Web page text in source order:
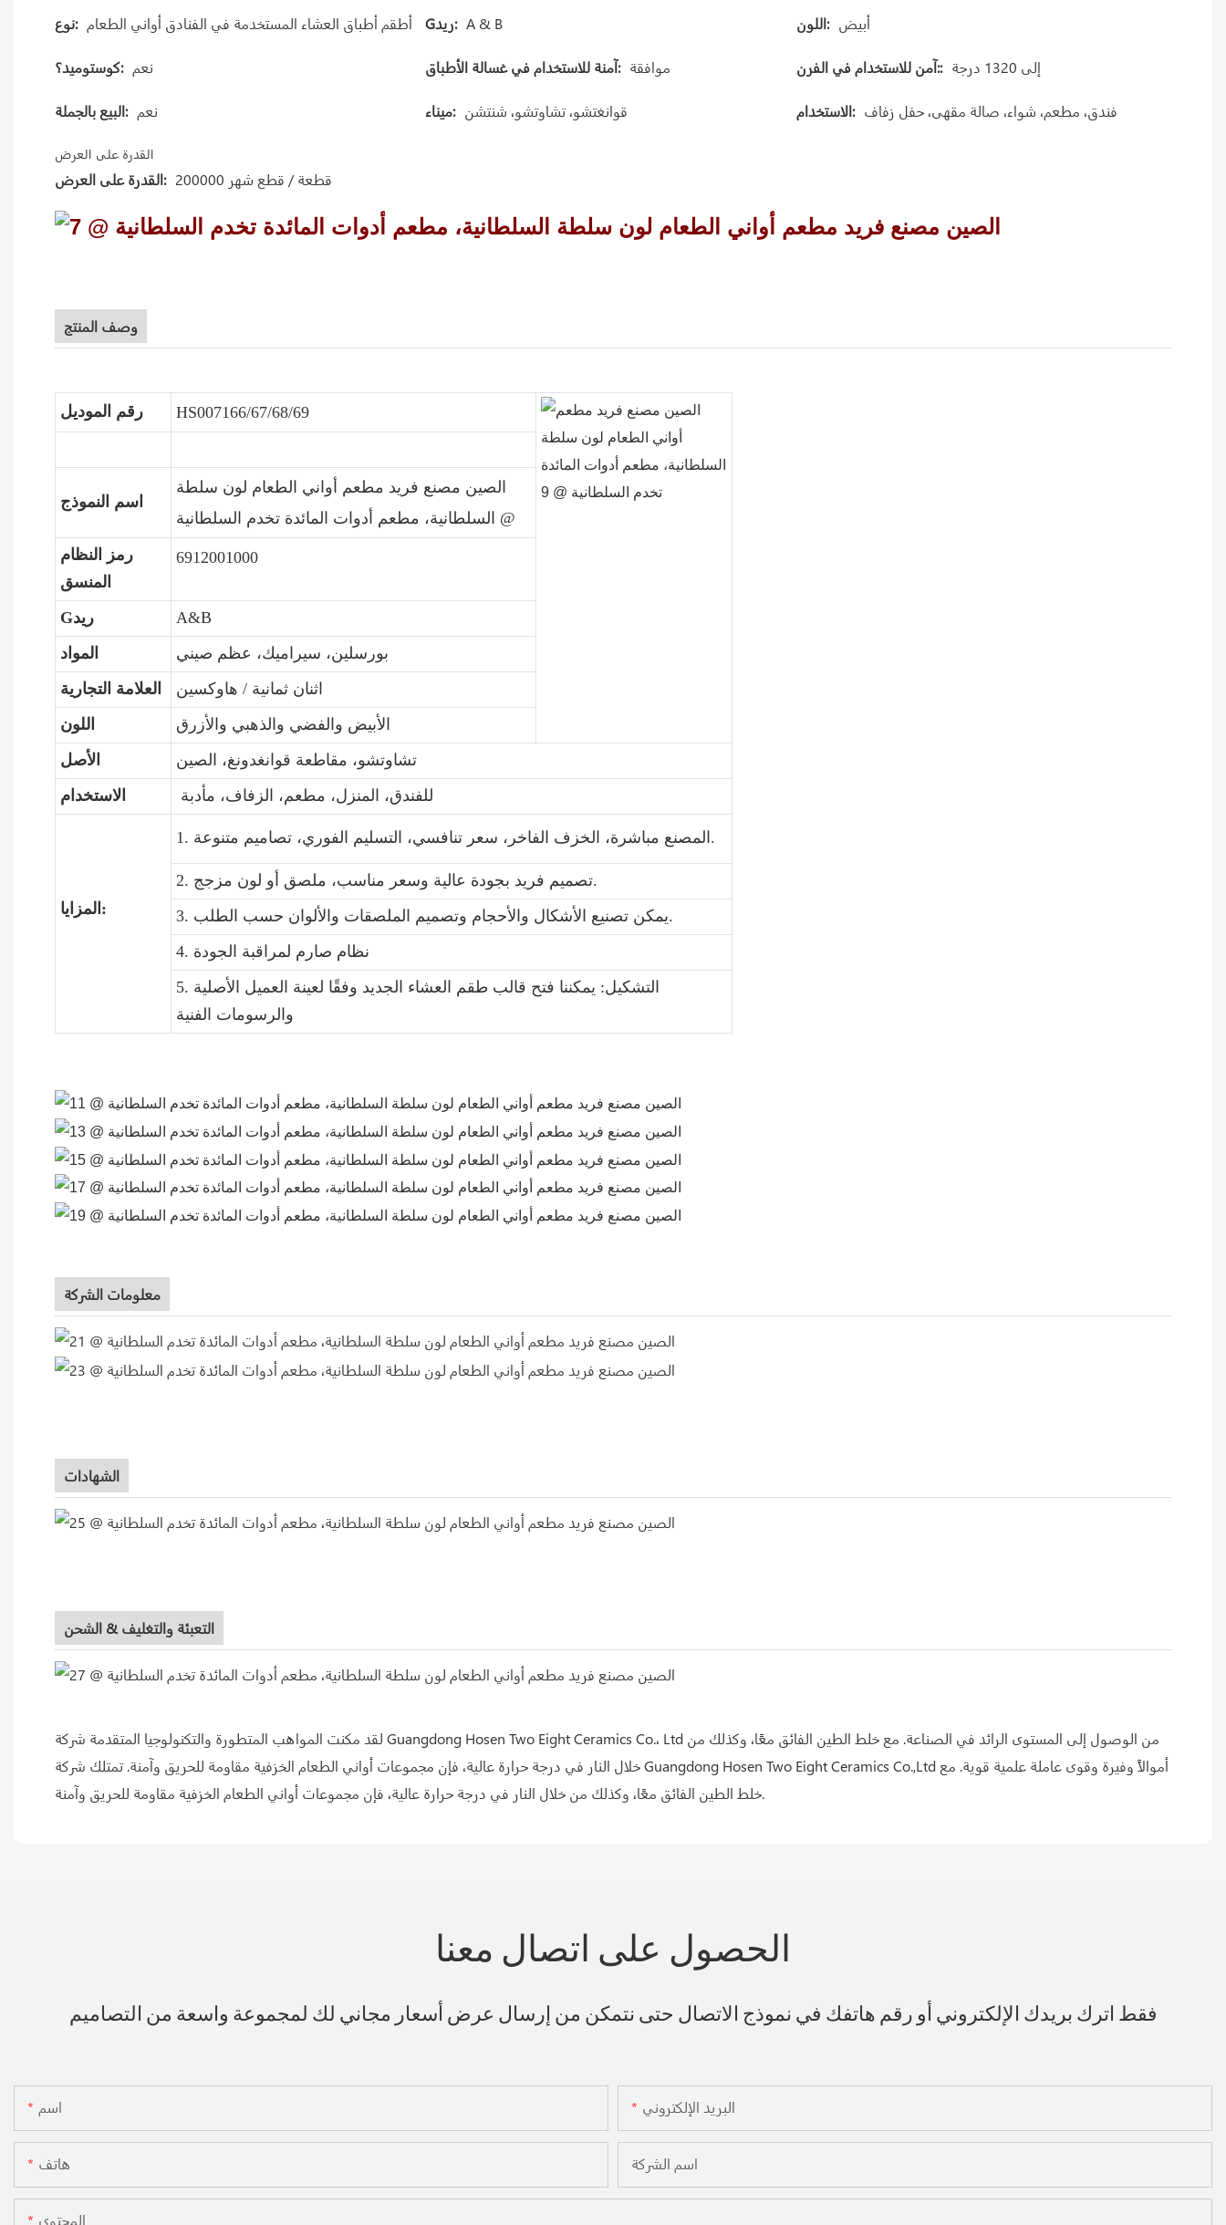
نوع: أطقم أطباق العشاء المستخدمة في الفنادق أواني الطعام Gريد: A & B اللون: أبيض
كوستوميد؟: نعم آمنة للاستخدام في غسالة الأطباق: موافقة آمن للاستخدام في الفرن:: إلى 1320 درجة
البيع بالجملة: نعم ميناء: قوانغتشو، تشاوتشو، شنتشن الاستخدام: فندق، مطعم، شواء، صالة مقهى، حفل زفاف
القدرة على العرض
القدرة على العرض: 200000 قطعة / قطع شهر
وصف المنتج
رقم الموديل HS007166/67/68/69
اسم النموذج
الصين مصنع فريد مطعم أواني الطعام لون سلطة
السلطانية، مطعم أدوات المائدة تخدم السلطانية @
رمز النظام
المنسق
6912001000
Gريد
A&B
المواد
بورسلين، سيراميك، عظم صيني
العلامة التجارية
اثنان ثمانية / هاوكسين
اللون
الأبيض والفضي والذهبي والأزرق
الأصل
تشاوتشو، مقاطعة قوانغدونغ، الصين
الاستخدام
للفندق، المنزل، مطعم، الزفاف، مأدبة
المزايا:
1. المصنع مباشرة، الخزف الفاخر، سعر تنافسي، التسليم الفوري، تصاميم متنوعة.
2. تصميم فريد بجودة عالية وسعر مناسب، ملصق أو لون مزجج.
3. يمكن تصنيع الأشكال والأحجام وتصميم الملصقات والألوان حسب الطلب.
4. نظام صارم لمراقبة الجودة
5. التشكيل: يمكننا فتح قالب طقم العشاء الجديد وفقًا لعينة العميل الأصلية
والرسومات الفنية
معلومات الشركة
الشهادات
التعبئة والتغليف & الشحن
لقد مكنت المواهب المتطورة والتكنولوجيا المتقدمة شركة Guangdong Hosen Two Eight Ceramics Co.، Ltd من الوصول إلى المستوى الرائد في الصناعة. مع خلط الطين الفائق معًا، وكذلك من
خلال النار في درجة حرارة عالية، فإن مجموعات أواني الطعام الخزفية مقاومة للحريق وآمنة. تمتلك شركة Guangdong Hosen Two Eight Ceramics Co.,Ltd أموالاً وفيرة وقوى عاملة علمية قوية. مع
خلط الطين الفائق معًا، وكذلك من خلال النار في درجة حرارة عالية، فإن مجموعات أواني الطعام الخزفية مقاومة للحريق وآمنة.
الحصول على اتصال معنا
فقط اترك بريدك الإلكتروني أو رقم هاتفك في نموذج الاتصال حتى نتمكن من إرسال عرض أسعار مجاني لك لمجموعة واسعة من التصاميم
اسم البريد الإلكتروني
هاتف اسم الشركة
المحتوى